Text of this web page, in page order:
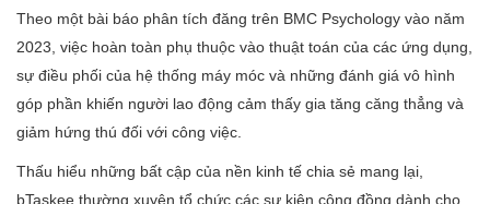
Theo một bài báo phân tích đăng trên BMC Psychology vào năm
2023, việc hoàn toàn phụ thuộc vào thuật toán của các ứng dụng,
sự điều phối của hệ thống máy móc và những đánh giá vô hình
góp phần khiến người lao động cảm thấy gia tăng căng thẳng và
giảm hứng thú đối với công việc.
Thấu hiểu những bất cập của nền kinh tế chia sẻ mang lại,
bTaskee thường xuyên tổ chức các sự kiện cộng đồng dành cho